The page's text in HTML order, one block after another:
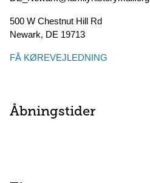
500 W Chestnut Hill Rd
Newark, DE 19713
FÅ KØREVEJLEDNING
Åbningstider